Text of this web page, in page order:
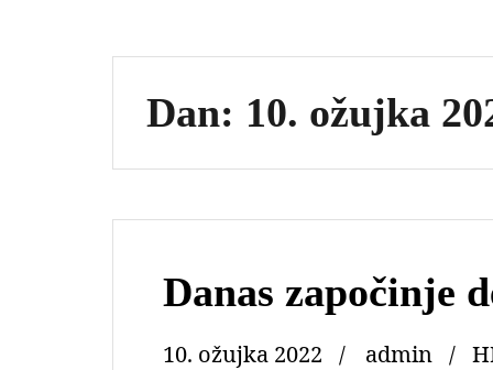
Dan: 10. ožujka
Danas započinje
10. ožujka 2022 admin